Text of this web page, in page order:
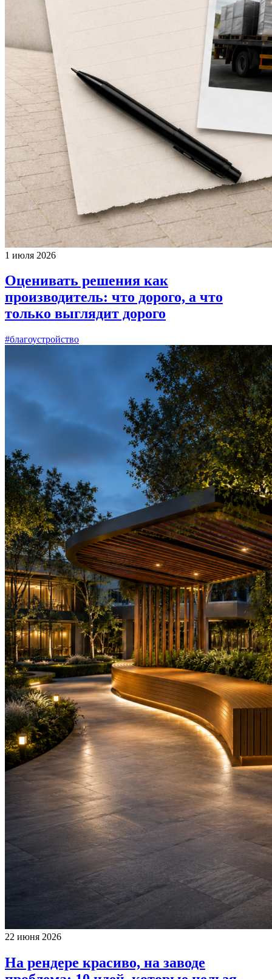
1 июля 2026
Оценивать решения как
производитель: что дорого, а что
только выглядит дорого
#благоустройство
22 июня 2026
На рендере красиво, на заводе